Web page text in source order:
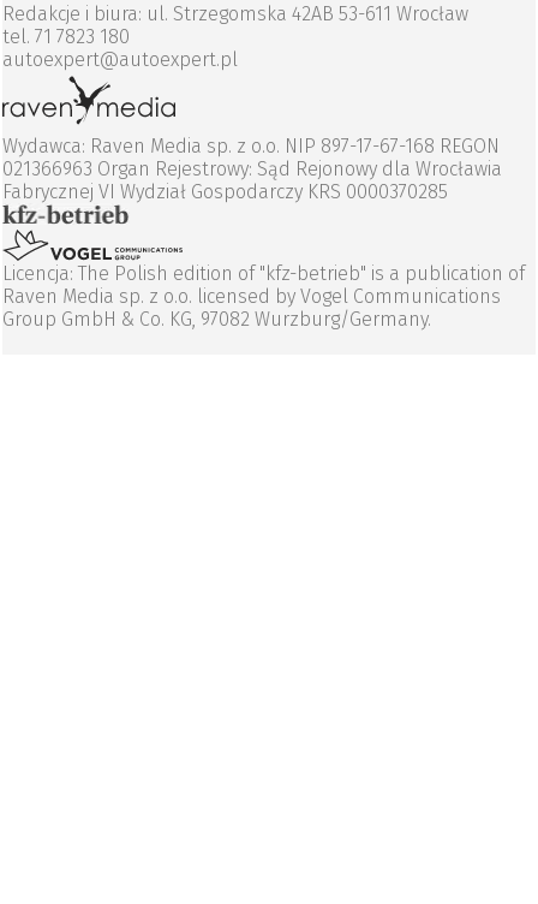
Redakcje i biura: ul. Strzegomska 42AB 53-611 Wrocław
tel. 71 7823 180
autoexpert@autoexpert.pl
Wydawca: Raven Media sp. z o.o. NIP 897-17-67-168 REGON
021366963 Organ Rejestrowy: Sąd Rejonowy dla Wrocławia
Fabrycznej VI Wydział Gospodarczy KRS 0000370285
Licencja: The Polish edition of "kfz-betrieb" is a publication of
Raven Media sp. z o.o. licensed by Vogel Communications
Group GmbH & Co. KG, 97082 Wurzburg/Germany.